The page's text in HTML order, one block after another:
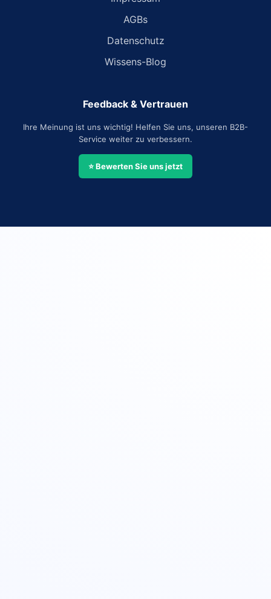
AGBs
Datenschutz
Wissens-Blog
Feedback & Vertrauen
Ihre Meinung ist uns wichtig! Helfen Sie uns, unseren B2B-
Service weiter zu verbessern.
⭐ Bewerten Sie uns jetzt